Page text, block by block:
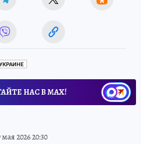
НАС В МАХ!
мая 2026 20:30